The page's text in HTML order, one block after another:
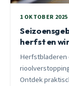
1 OKTOBER
herfst en
Herfstbladeren
Ontdek